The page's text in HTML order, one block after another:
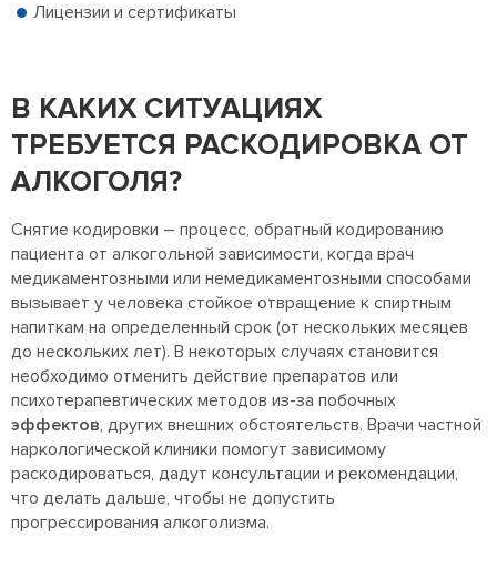
Лицензии и сертификаты
В КАКИХ СИТУАЦИЯХ
ТРЕБУЕТСЯ РАСКОДИРОВКА ОТ
АЛКОГОЛЯ?
Снятие кодировки – процесс, обратный кодированию
пациента от алкогольной зависимости, когда врач
медикаментозными или немедикаментозными способами
вызывает у человека стойкое отвращение к спиртным
напиткам на определенный срок (от нескольких месяцев
до нескольких лет). В некоторых случаях становится
необходимо отменить действие препаратов или
психотерапевтических методов из-за побочных
эффектов, других внешних обстоятельств. Врачи частной
наркологической клиники помогут зависимому
раскодироваться, дадут консультации и рекомендации,
что делать дальше, чтобы не допустить
прогрессирования алкоголизма.